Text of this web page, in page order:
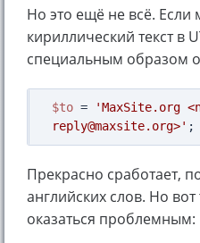
Но это ещё не всё.
кириллический текст в
специальным образом
$to =
'MaxSite.org
reply@maxsite.org>'
Прекрасно сработает,
английских слов. Но
оказаться проблемным: